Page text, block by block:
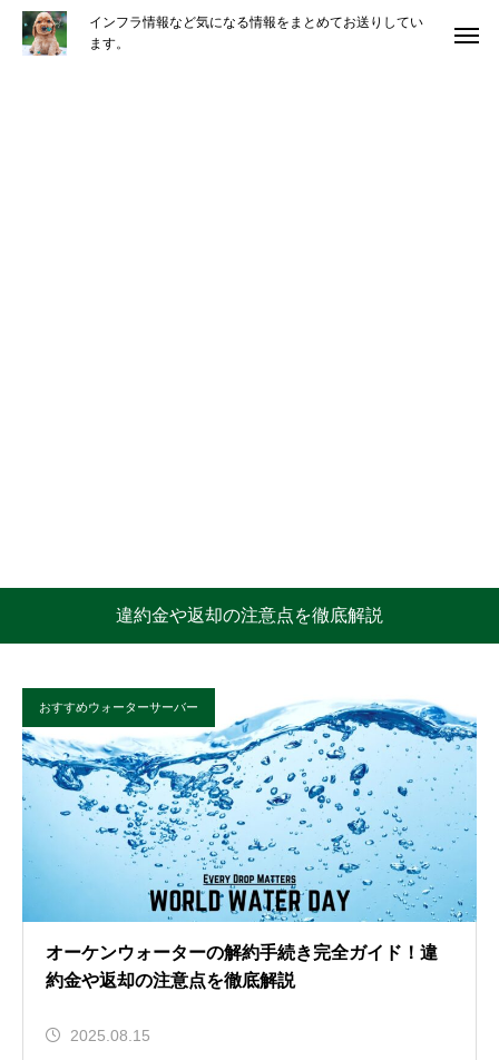
インフラ情報など気になる情報をまとめてお送りしてい
ます。
違約金や返却の注意点を徹底解説
おすすめウォーターサーバー
オーケンウォーターの解約手続き完全ガイド！違
約金や返却の注意点を徹底解説
2025.08.15